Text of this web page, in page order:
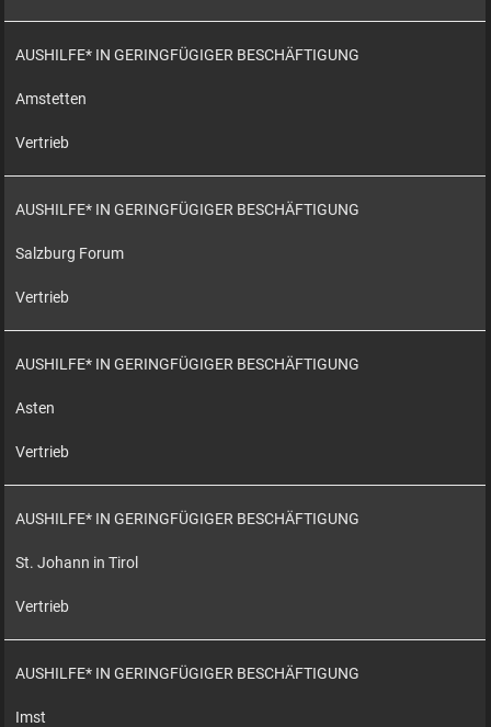
AUSHILFE* IN GERINGFÜGIGER BESCHÄFTIGUNG
Amstetten
Vertrieb
AUSHILFE* IN GERINGFÜGIGER BESCHÄFTIGUNG
Salzburg Forum
Vertrieb
AUSHILFE* IN GERINGFÜGIGER BESCHÄFTIGUNG
Asten
Vertrieb
AUSHILFE* IN GERINGFÜGIGER BESCHÄFTIGUNG
St. Johann in Tirol
Vertrieb
AUSHILFE* IN GERINGFÜGIGER BESCHÄFTIGUNG
Imst